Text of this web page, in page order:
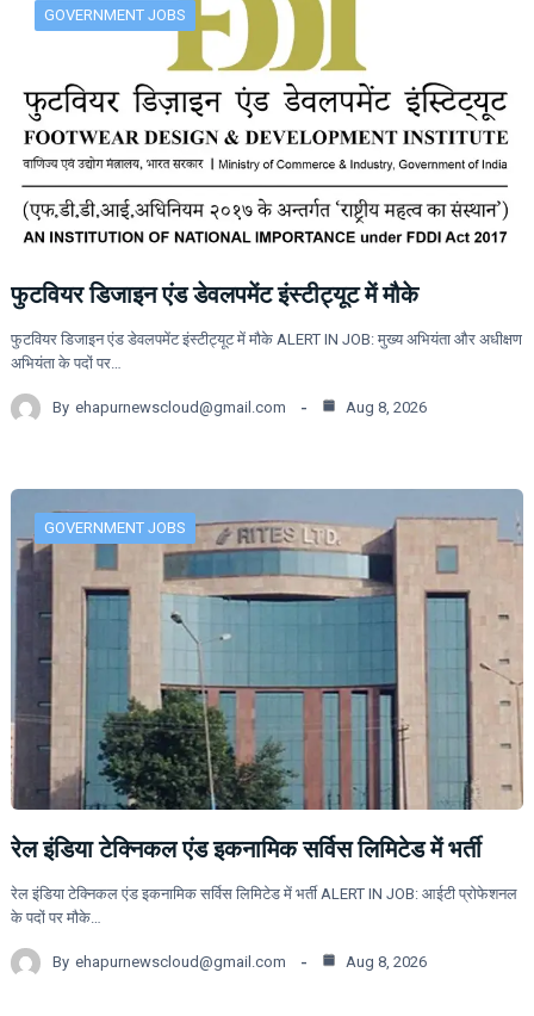
GOVERNMENT JOBS
फुटवियर डिजाइन एंड डेवलपमेंट इंस्टीट्यूट में मौके
फुटवियर डिजाइन एंड डेवलपमेंट इंस्टीट्यूट में मौके ALERT IN JOB: मुख्य अभियंता और अधीक्षण
अभियंता के पदों पर…
By ehapurnewscloud@gmail.com Aug 8, 2026
GOVERNMENT JOBS
रेल इंडिया टेक्निकल एंड इकनामिक सर्विस लिमिटेड में भर्ती
रेल इंडिया टेक्निकल एंड इकनामिक सर्विस लिमिटेड में भर्ती ALERT IN JOB: आईटी प्रोफेशनल
के पदों पर मौके…
By ehapurnewscloud@gmail.com Aug 8, 2026